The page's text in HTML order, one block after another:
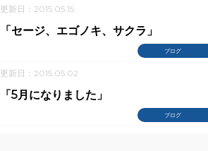
更新日：2015.05.15
ブログ
「セージ、エゴノキ、サクラ」
更新日：2015.05.02
ブログ
「5月になりました」